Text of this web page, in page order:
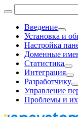
Введение
Установка и
Настройка
Доменные
Статистика
Интеграция
Разработчику
Управление
Проблемы и